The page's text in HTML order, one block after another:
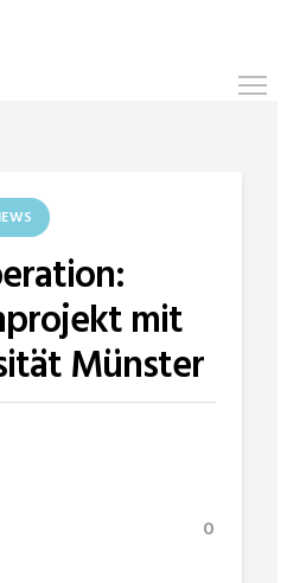
mit
Münster
0